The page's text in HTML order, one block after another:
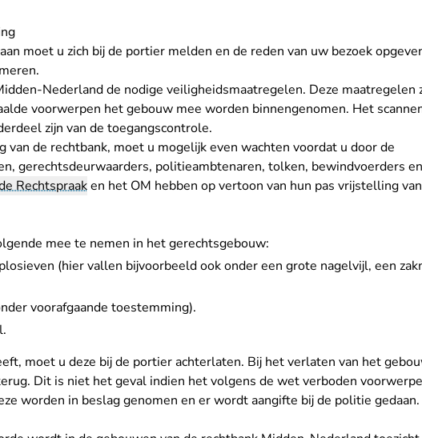
moet u zich bij de portier melden en de reden van uw bezoek
Nederland de nodige veiligheidsmaatregelen. Deze maatregelen
voorwerpen het gebouw mee worden binnengenomen. Het
zijn van de toegangscontrole.
van de rechtbank, moet u mogelijk even wachten voordat u door de
gerechtsdeurwaarders, politieambtenaren, tolken, bewindvoerders en
Rechtspraaken het OM hebben op vertoon van hun pas vrijstelling van
mee te nemen in het gerechtsgebouw:
(hier vallen bijvoorbeeld ook onder een grote nagelvijl, een
voorafgaande toestemming).
moet u deze bij de portier achterlaten. Bij het verlaten van het
Dit is niet het geval indien het volgens de wet verboden
worden in beslag genomen en er wordt aangifte bij de politie gedaan.